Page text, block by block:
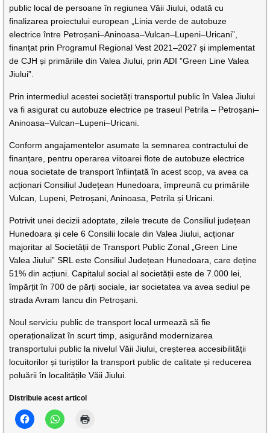
public local de persoane în regiunea Văii Jiului, odată cu
finalizarea proiectului european „Linia verde de autobuze
electrice între Petroșani–Aninoasa–Vulcan–Lupeni–Uricani”,
finanțat prin Programul Regional Vest 2021–2027 și implementat
de CJH și primăriile din Valea Jiului, prin ADI ”Green Line Valea
Jiului”.
Prin intermediul acestei societăți transportul public în Valea Jiului
va fi asigurat cu autobuze electrice pe traseul Petrila – Petroșani–
Aninoasa–Vulcan–Lupeni–Uricani.
Conform angajamentelor asumate la semnarea contractului de
finanțare, pentru operarea viitoarei flote de autobuze electrice
noua societate de transport înființată în acest scop, va avea ca
acționari Consiliul Județean Hunedoara, împreună cu primăriile
Vulcan, Lupeni, Petroșani, Aninoasa, Petrila și Uricani.
Potrivit unei decizii adoptate, zilele trecute de Consiliul județean
Hunedoara și cele 6 Consilii locale din Valea Jiului, acționar
majoritar al Societății de Transport Public Zonal „Green Line
Valea Jiului” SRL este Consiliul Județean Hunedoara, care deține
51% din acțiuni. Capitalul social al societății este de 7.000 lei,
împărțit în 700 de părți sociale, iar societatea va avea sediul pe
strada Avram Iancu din Petroșani.
Noul serviciu public de transport local urmează să fie
operaționalizat în scurt timp, asigurând modernizarea
transportului public la nivelul Văii Jiului, creșterea accesibilității
locuitorilor și turiștilor la transport public de calitate și reducerea
poluării în localitățile Văii Jiului.
Distribuie acest articol